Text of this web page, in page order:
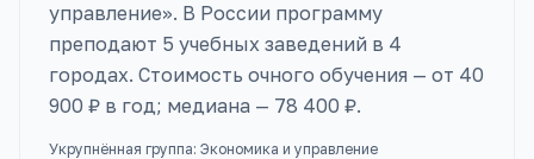
управление». В России программу
преподают 5 учебных заведений в 4
городах. Стоимость очного обучения — от 40
900 ₽ в год; медиана — 78 400 ₽.
Укрупнённая группа: Экономика и управление